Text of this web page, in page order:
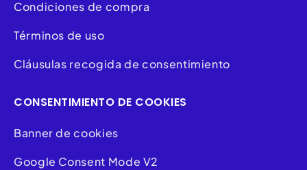
Condiciones de compra
Términos de uso
Cláusulas recogida de consentimiento
CONSENTIMIENTO DE COOKIES
Banner de cookies
Google Consent Mode V2